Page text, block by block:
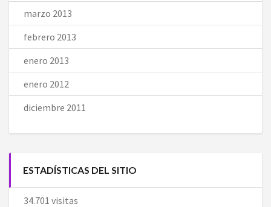
marzo 2013
febrero 2013
enero 2013
enero 2012
diciembre 2011
ESTADÍSTICAS DEL SITIO
34.701 visitas